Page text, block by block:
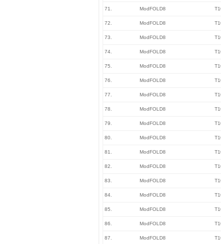
71. ModFOLD8
72. ModFOLD8
73. ModFOLD8
74. ModFOLD8
75. ModFOLD8
76. ModFOLD8
77. ModFOLD8
78. ModFOLD8
79. ModFOLD8
80. ModFOLD8
81. ModFOLD8
82. ModFOLD8
83. ModFOLD8
84. ModFOLD8
85. ModFOLD8
86. ModFOLD8
87. ModFOLD8